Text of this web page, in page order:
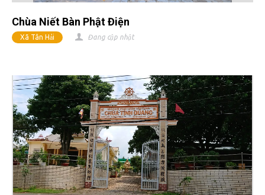
Chùa Niết Bàn Phật Điện
Xã Tân Hải Đang cập nhật